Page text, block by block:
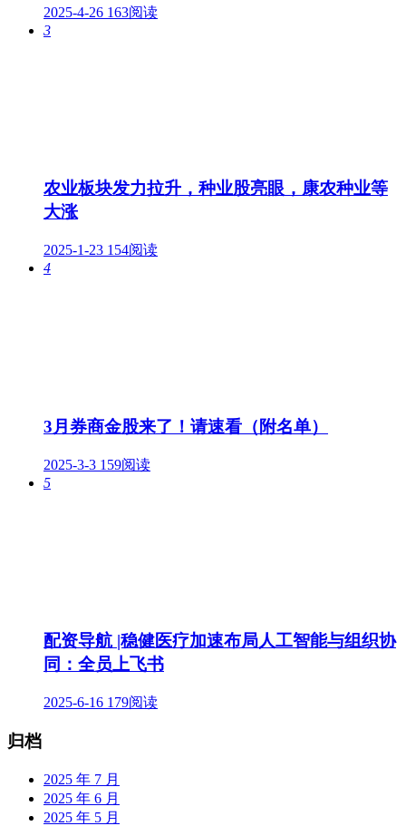
2025-4-26 163阅读
3
农业板块发力拉升，种业股亮眼，康农种业等
大涨
2025-1-23 154阅读
4
3月券商金股来了！请速看（附名单）
2025-3-3 159阅读
5
配资导航 |稳健医疗加速布局人工智能与组织协
同：全员上飞书
2025-6-16 179阅读
归档
2025 年 7 月
2025 年 6 月
2025 年 5 月